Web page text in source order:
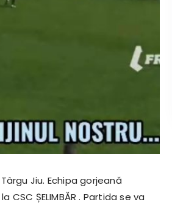
Jiu. Echipa gorjeană
CSC ȘELIMBĂR . Partida se va